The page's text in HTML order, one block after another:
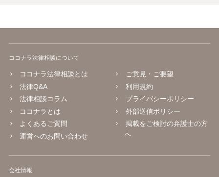
ココナラ法律相談について
ココナラ法律相談とは
法律Q&A
法律相談コラム
ココナラとは
よくあるご質問
運営へのお問い合わせ
ご意見・ご要望
利用規約
プライバシーポリシー
外部送信ポリシー
掲載をご検討の弁護士の方
へ
会社情報